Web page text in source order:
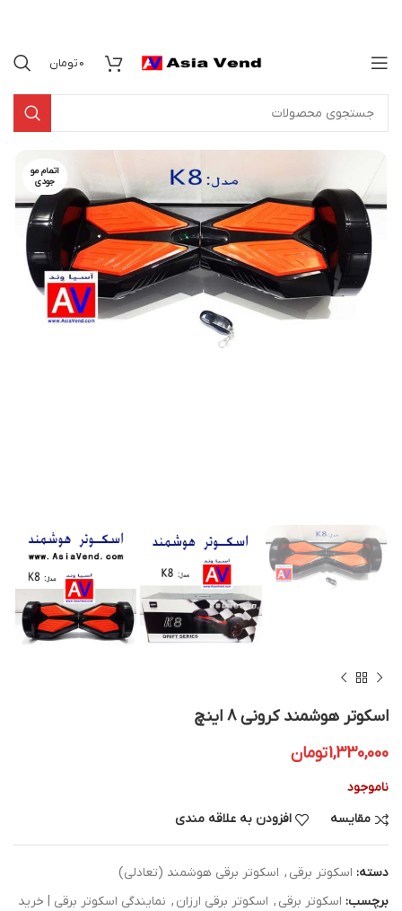
0تومان
اتمام مو
جودی
اسکوتر هوشمند کرونی 8 اینچ
1,330,000تومان
ناموجود
مقایسه
افزودن به علاقه مندی
دسته: اسکوتر برقی , اسکوتر برقی هوشمند (تعادلی)
برچسب: اسکوتر برقی , اسکوتر برقی ارزان , نمایندگی اسکوتر برقی | خرید